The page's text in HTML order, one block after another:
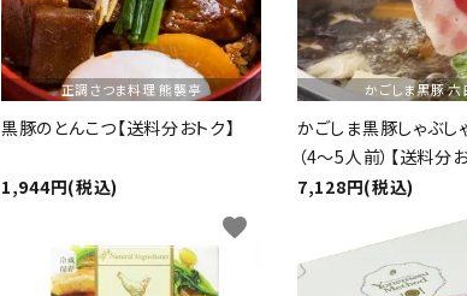
正調さつま料理 熊襲亭
黒豚のとんこつ【送料分おトク】
1,944円(税込)
かごしま黒豚 六
かごしま黒豚しゃぶし
（4～5人前）【送料分お
7,128円(税込)
favorite